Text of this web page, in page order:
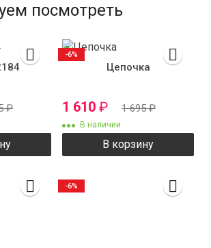
посмотреть
₽
Цепочка
1 610 ₽ 1 695₽
В наличии
В корзину
-6%
-6%